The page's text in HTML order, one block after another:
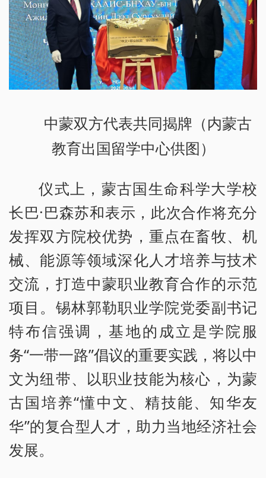
中蒙双方代表共同揭牌（内蒙古
教育出国留学中心供图）
仪式上，蒙古国生命科学大学校
长巴·巴森苏和表示，此次合作将充分
发挥双方院校优势，重点在畜牧、机
械、能源等领域深化人才培养与技术
交流，打造中蒙职业教育合作的示范
项目。锡林郭勒职业学院党委副书记
特布信强调，基地的成立是学院服
务“一带一路”倡议的重要实践，将以中
文为纽带、以职业技能为核心，为蒙
古国培养“懂中文、精技能、知华友
华”的复合型人才，助力当地经济社会
发展。